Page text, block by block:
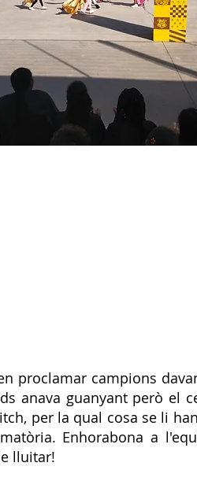
proclamar campions
anava guanyant però el
per la qual cosa se li
Enhorabona a
lluitar!